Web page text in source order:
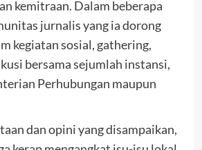
kemitraan. Dalam beberapa
jurnalis yang ia dorong
kegiatan sosial, gathering,
bersama sejumlah instansi,
Perhubungan maupun
dan opini yang disampaikan,